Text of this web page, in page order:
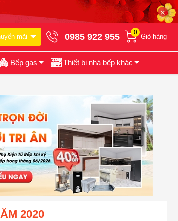
✕
mãi 0985 922 955 0
Giỏ hàng
Bếp gas Thiết bị nhà bếp khác
2020